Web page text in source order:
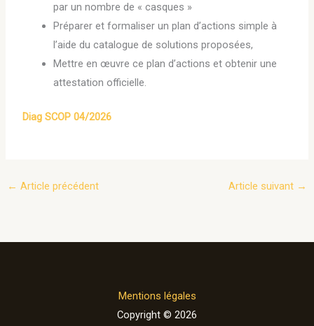
par un nombre de « casques »
Préparer et formaliser un plan d’actions simple à
l’aide du catalogue de solutions proposées,
Mettre en œuvre ce plan d’actions et obtenir une
attestation officielle.
Diag SCOP 04/2026
← Article précédent Article suivant →
Mentions légales
Copyright © 2026